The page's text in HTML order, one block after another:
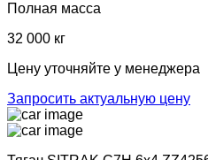
Полная масса
32 000 кг
Цену уточняйте у менеджера
Запросить актуальную цену